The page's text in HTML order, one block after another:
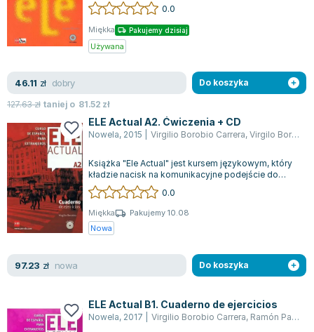
Joseph Murphy
Jan Sztaudynger
Aleksander Puszkin
Małgorzata Ohme
Maddie Ziegler
Leszek Czarnecki
Joanna Racewicz
Maria Seweryn
Janina Zającówna
Eric Helms
Anna Prus (oprac.)
Nela Mała Reporterka
Barbara Wrzesińska
Virginia Woolf
Lorraine Warren
seguido de una sección de repaso. Las u...
0.0
Miękka Pakujemy dzisiaj
Używana
46.11 zł dobry
127.63zł taniej o 81.52 zł
Do koszyka
ELE Actual A2. Ćwiczenia + CD
Nowela, 2015 Virgilio Borobio Carrera, Virgilo Borobio
Książka "Ele Actual" jest kursem językowym, który
kładzie nacisk na komunikacyjne podejście do
nauki. Dedykowany jest młodzieży or...
0.0
Miękka
Pakujemy 10.08
Nowa
97.23 zł nowa Do koszyka
ELE Actual B1. Cuaderno de ejercicios
Nowela, 2017 Virgilio Borobio Carrera, Ramón Palencia del Burgo